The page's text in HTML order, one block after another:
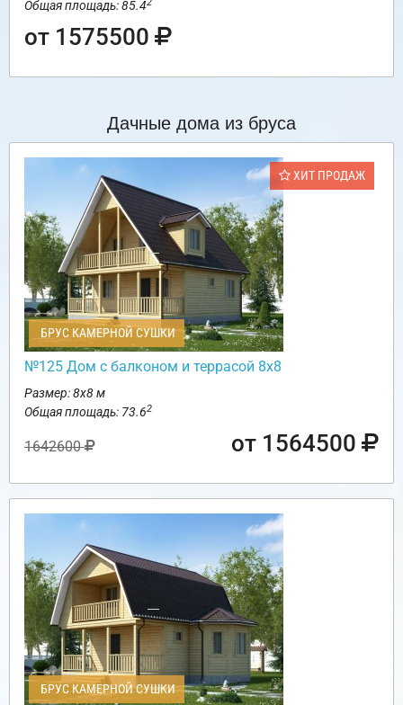
Общая площадь: 85.4
от 1575500
Дачные дома из бруса
ХИТ ПРОДАЖ
БРУС КАМЕРНОЙ СУШКИ
№125 Дом с балконом и террасой 8х8
Размер: 8х8 м
Общая площадь: 73.62
1642600 от 1564500
БРУС КАМЕРНОЙ СУШКИ